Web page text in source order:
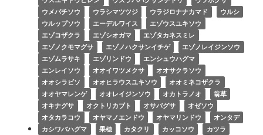
ウメバチソウ
ウラシマツツジ ウラジロナナカマド
ウルシ
ウルップソウ
エーデルワイス
エゾウスユキソウ
エゾコザクラ
エゾシオガマ
エゾタカネスミレ
エゾノクモマグサ
エゾノハクサンイチゲ
エゾノレイジンソウ
エゾムラサキ
エゾリンドウ
エンシュウハグマ
エンレイソウ
オオイワツメクサ
オオサクラソウ
オオシラビソ
オオヒラウスユキソウ
オオミネコザクラ
オオヤマレンゲ
オオレイジンソウ オカトラノオ
翁草
オキナグサ
オクトリカブト オサバグサ
オゼソウ
オタカラコウ
オヤマノエンドウ オヤマリンドウ
オンタデ
カシワバハグマ
果穂 カタクリ カッコソウ
カツラ